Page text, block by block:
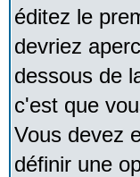
éditez le
devriez
dessous de
c'est que
Vous devez
définir une